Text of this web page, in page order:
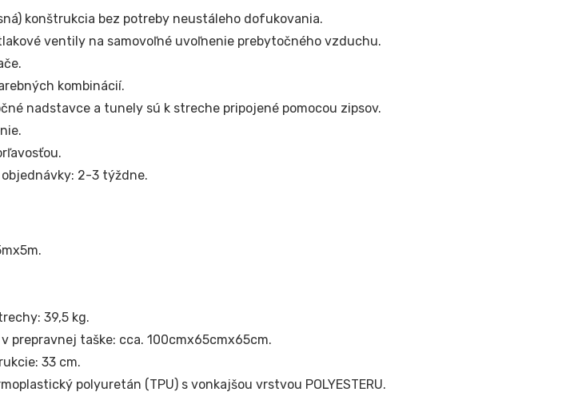
konštrukcia bez potreby neustáleho dofukovania.
ventily na samovoľné uvoľnenie prebytočného vzduchu.
kombinácií.
nadstavce a tunely sú k streche pripojené pomocou zipsov.
2-3 týždne.
39,5 kg.
prepravnej taške: cca. 100cmx65cmx65cm.
33 cm.
polyuretán (TPU) s vonkajšou vrstvou POLYESTERU.